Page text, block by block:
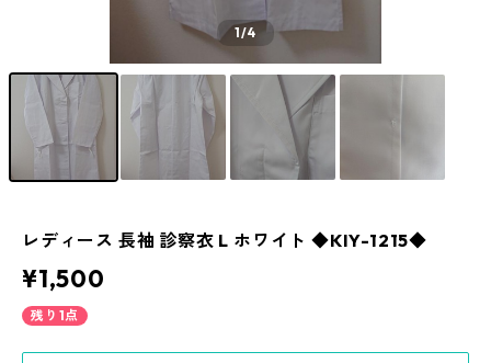
1/4
レディース 長袖 診察衣 L ホワイト ◆KIY-1215◆
¥1,500
残り1点